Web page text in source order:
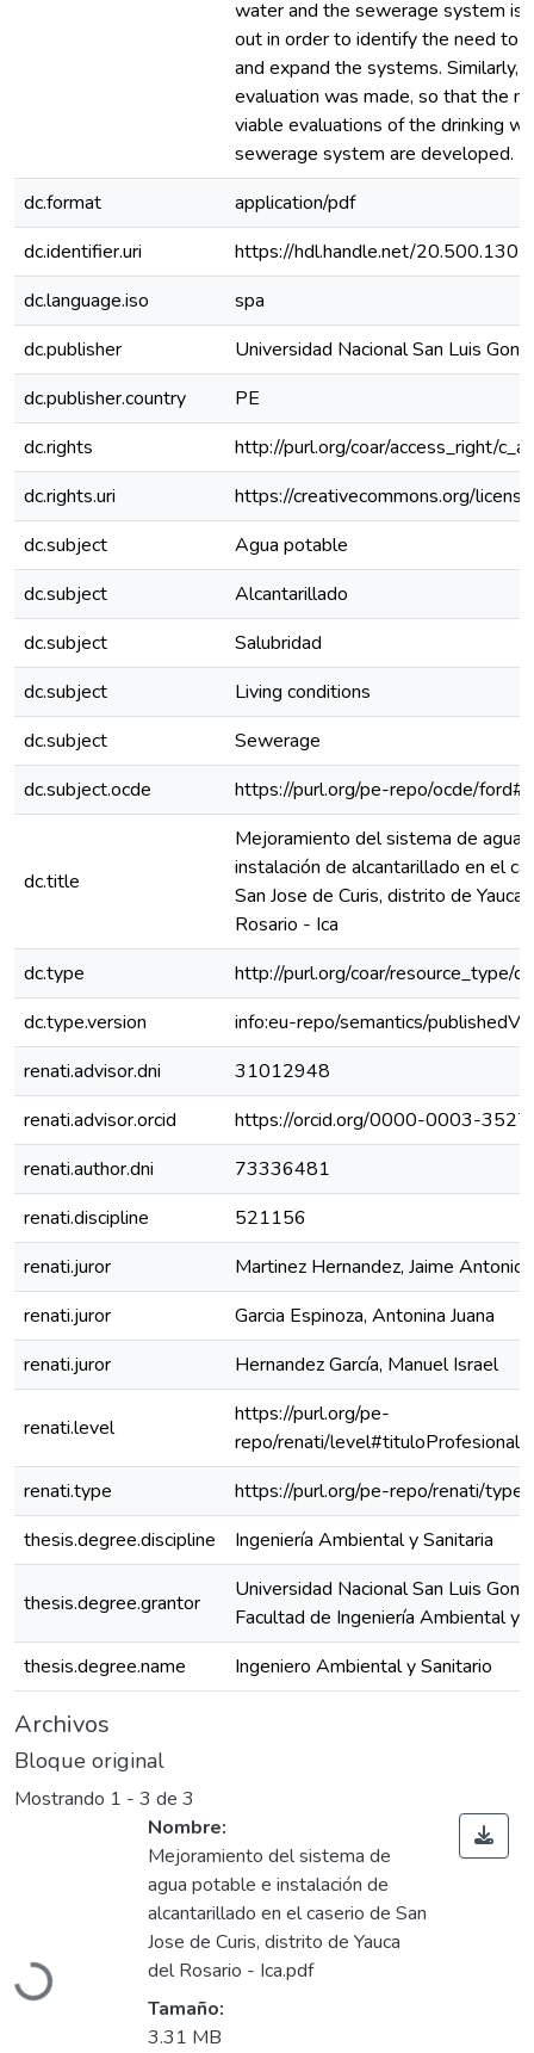
water and the sewerage system is
out in order to identify the need to
and expand the systems. Similarly,
evaluation was made, so that the
viable evaluations of the drinking
sewerage system are developed.
dc.format
application/pdf
dc.identifier.uri
https://hdl.handle.net/
dc.language.iso
spa
dc.publisher
Universidad Nacional San Luis
dc.publisher.country
PE
dc.rights
http://purl.org/coar/access_right/
dc.rights.uri
https://creativecommons.org/
dc.subject
Agua potable
dc.subject
Alcantarillado
dc.subject
Salubridad
dc.subject
Living conditions
dc.subject
Sewerage
dc.subject.ocde
https://purl.org/pe-repo/ocde/
dc.title
Mejoramiento del sistema de agua
instalación de alcantarillado en el
San Jose de Curis, distrito de Yauca
Rosario - Ica
dc.type
http://purl.org/coar/resource_type/
dc.type.version
info:eu-repo/semantics/
renati.advisor.dni
31012948
renati.advisor.orcid
https://orcid.org/0000-0003-
renati.author.dni
73336481
renati.discipline
521156
renati.juror
Martinez Hernandez, Jaime Antonio
renati.juror
Garcia Espinoza, Antonina Juana
renati.juror
Hernandez García, Manuel Israel
renati.level
https://purl.org/pe-
repo/renati/level#tituloProfesional
renati.type
https://purl.org/pe-repo/renati/
thesis.degree.discipline
Ingeniería Ambiental y Sanitaria
thesis.degree.grantor
Universidad Nacional San Luis
Facultad de Ingeniería Ambiental y
thesis.degree.name
Ingeniero Ambiental y Sanitario
Archivos
Bloque original
Mostrando 1 - 3 de 3
Cargando...
Nombre:
Mejoramiento del sistema de
agua potable e instalación de
alcantarillado en el caserio de San
Jose de Curis, distrito de Yauca
del Rosario - Ica.pdf
Tamaño:
3.31 MB